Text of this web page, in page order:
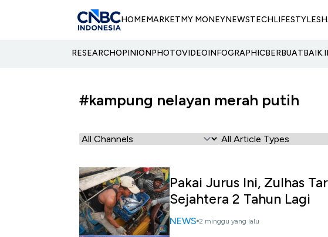
HOMEMARKETMY MONEYNEWSTECHLIFESTYLE
RESEARCHOPINIONPHOTOVIDEOINFOGRAPHIC
#kampung nelayan merah putih
Pakai Jurus Ini, Zulhas
Sejahtera 2 Tahun Lagi
NEWS 2 minggu yang lalu